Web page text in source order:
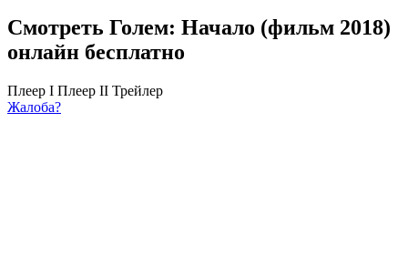
Смотреть Голем: Начало (фильм 2018)
онлайн бесплатно
Плеер I Плеер II Трейлер
Жалоба?